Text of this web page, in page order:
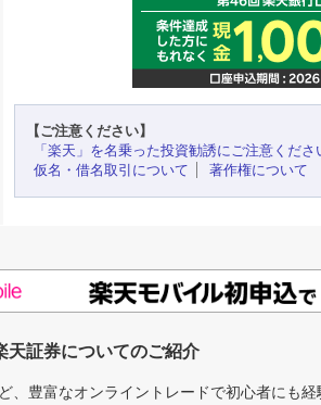
【ご注意ください】
「楽天」を名乗った投資勧誘にご注意くださ
仮名・借名取引について
著作権について
天証券についてのご紹介
、豊富なオンライントレードで初心者にも